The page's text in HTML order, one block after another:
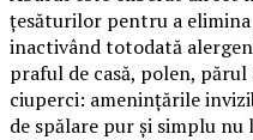
țesăturilor pentru a
inactivând totodată
praful de casă, polen,
ciuperci: amenințările
de spălare pur și simplu nu